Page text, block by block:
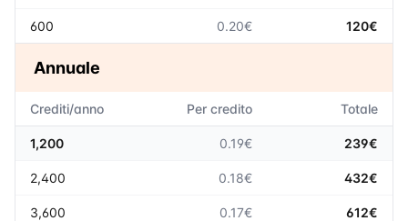
600 0.20€ 120€
Annuale
Crediti/anno Per credito Totale
1,200 0.19€ 239€
2,400 0.18€ 432€
3,600 0.17€ 612€